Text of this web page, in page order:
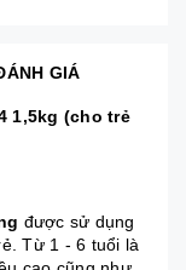
GIÁ
1,5kg (cho trẻ
được sử dụng
Từ 1 - 6 tuổi là